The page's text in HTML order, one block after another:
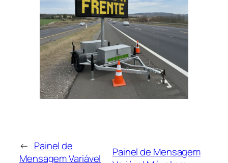
← Painel de
Mensagem Variável
Painel de Mensagem